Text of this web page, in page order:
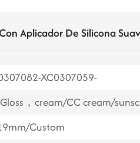
Aplicador De Silicona
XC0307059-
，cream/CC cream/
Custom